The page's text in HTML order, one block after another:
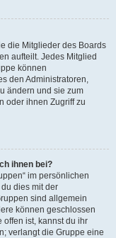
die Mitglieder des Boards
aufteilt. Jedes Mitglied
können
den Administratoren,
ändern und sie zum
oder ihnen Zugriff zu
ihnen bei?
im persönlichen
dies mit der
sind allgemein
können geschlossen
offen ist, kannst du ihr
verlangt die Gruppe eine